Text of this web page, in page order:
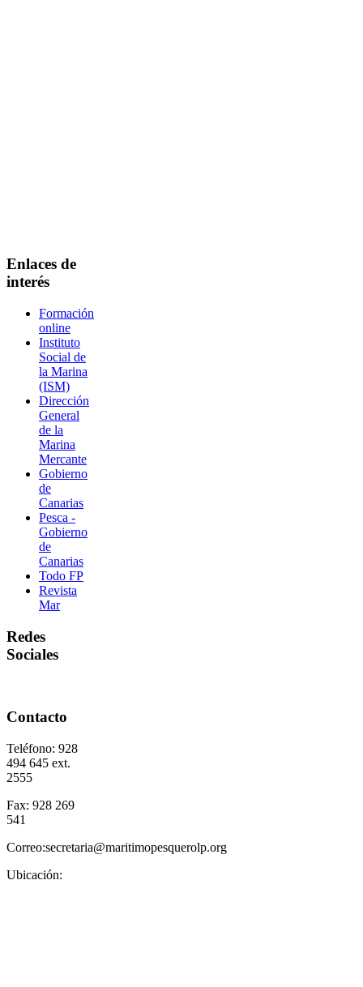
Enlaces de
interés
Formación
online
Instituto
Social de
la Marina
(ISM)
Dirección
General
de la
Marina
Mercante
Gobierno
de
Canarias
Pesca -
Gobierno
de
Canarias
Todo FP
Revista
Mar
Redes
Sociales
Contacto
Teléfono: 928
494 645 ext.
2555
Fax: 928 269
541
Correo:secretaria@maritimopesquerolp.org
Ubicación: